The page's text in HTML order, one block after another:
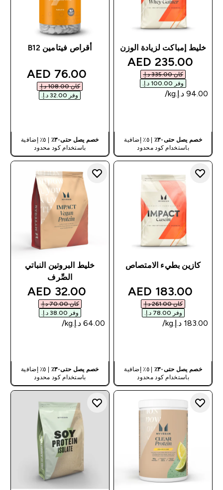
خليط إمباكت لزيادة الوزن
discounted price
235.00 AED‎
كان ‏335.00 د.إ.‏‎
وفر ‏100.00 د.إ.‏‎
خصم يصل حتى٣٠٪
| ٥٪ إضافية
باستخدام كود محدود
أقراص فيتامين B12
price
76.00 AED‎
كان ‏108.00 د.إ.‏‎
وفر ‏32.00 د.إ.‏‎
خصم يصل حتى٣٠٪
| ٥٪ إضافية
باستخدام كود محدود
كازين بطيء الامتصاص
discounted price
183.00 AED‎
كان ‏261.00 د.إ.‏‎
وفر ‏78.00 د.إ.‏‎
خصم يصل حتى٣٠٪
| ٥٪ إضافية
باستخدام كود محدود
خليط البروتين النباتي
الصِّرف
price
32.00 AED‎
كان ‏70.00 د.إ.‏‎
وفر ‏38.00 د.إ.‏‎
خصم يصل حتى٣٠٪
| ٥٪ إضافية
باستخدام كود محدود